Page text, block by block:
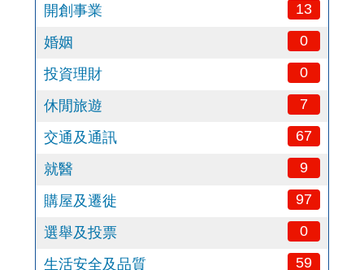
開創事業 13
婚姻 0
投資理財 0
休閒旅遊 7
交通及通訊 67
就醫 9
購屋及遷徙 97
選舉及投票 0
生活安全及品質 59